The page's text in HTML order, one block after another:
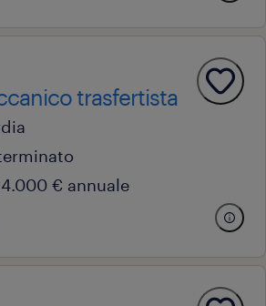
trasfertista
€ annuale